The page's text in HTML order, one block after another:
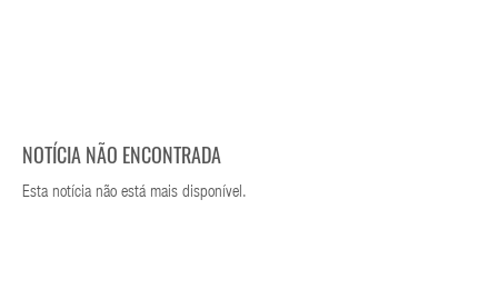
NOTÍCIA NÃO ENCONTRADA
Esta notícia não está mais disponível.